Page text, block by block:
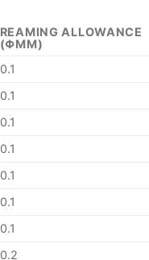
REAMING ALLOWANCE
(ΦMM)
0.1
0.1
0.1
0.1
0.1
0.1
0.1
0.2